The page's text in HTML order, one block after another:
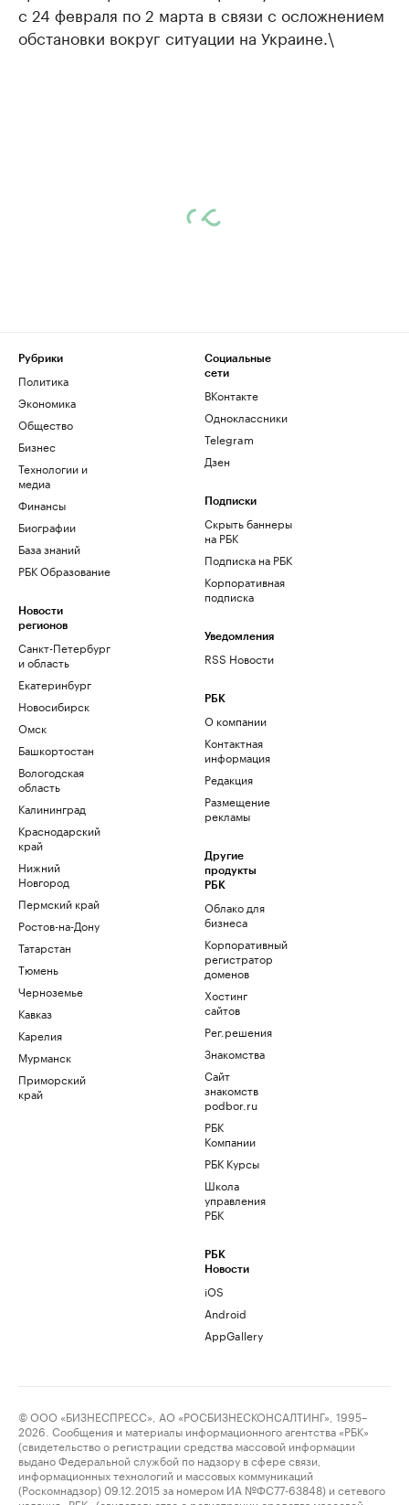
с 24 февраля по 2 марта в связи с осложнением
обстановки вокруг ситуации на Украине.\
Рубрики
Политика
Экономика
Общество
Бизнес
Технологии и
медиа
Финансы
Биографии
База знаний
РБК Образование
Новости
регионов
Санкт-Петербург
и область
Екатеринбург
Новосибирск
Омск
Башкортостан
Вологодская
область
Калининград
Краснодарский
край
Нижний
Новгород
Пермский край
Ростов-на-Дону
Татарстан
Тюмень
Черноземье
Кавказ
Карелия
Мурманск
Приморский
край
Социальные
сети
ВКонтакте
Одноклассники
Telegram
Дзен
Подписки
Скрыть баннеры
на РБК
Подписка на РБК
Корпоративная
подписка
Уведомления
RSS Новости
РБК
О компании
Контактная
информация
Редакция
Размещение
рекламы
Другие
продукты
РБК
Облако для
бизнеса
Корпоративный
регистратор
доменов
Хостинг
сайтов
Рег.решения
Знакомства
Сайт
знакомств
podbor.ru
РБК
Компании
РБК Курсы
Школа
управления
РБК
РБК
Новости
iOS
Android
AppGallery
© ООО «БИЗНЕСПРЕСС», АО «РОСБИЗНЕСКОНСАЛТИНГ», 1995–
2026. Сообщения и материалы информационного агентства «РБК»
(свидетельство о регистрации средства массовой информации
выдано Федеральной службой по надзору в сфере связи,
информационных технологий и массовых коммуникаций
(Роскомнадзор) 09.12.2015 за номером ИА №ФС77-63848) и сетевого